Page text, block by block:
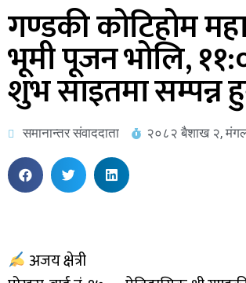
गण्डकी कोटिहोम
भूमी पूजन भोलि,
शुभ साइतमा सम्पन्न
समानान्तर संवाददाता २०८२ बैशाख २,
अजय क्षेत्री